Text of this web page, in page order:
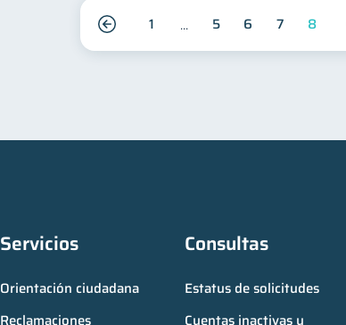
1 5 6 7 8
Servicios
Orientación ciudadana
Reclamaciones
Consultas
Estatus de solicitudes
Cuentas inactivas y